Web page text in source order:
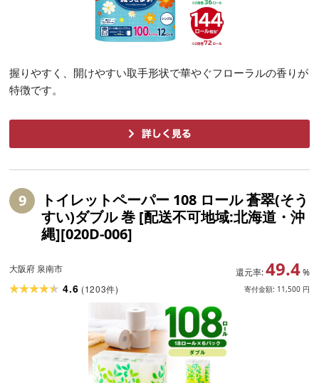
握りやすく、開けやすい取手形状で華やぐフローラルの香りが
特徴です。
9
トイレットペーパー 108 ロール 蒼翠(そう
すい)ダブル 巻 [配送不可地域:北海道・沖
縄][020D-006]
大阪府 泉南市 還元率: 49.4 %
寄付金額: 11,500 円
4.6 (1203件)